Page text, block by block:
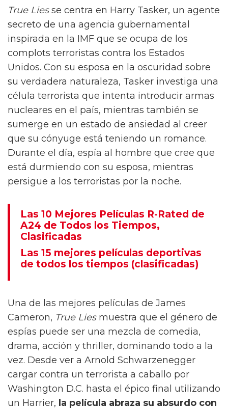
True Liesse centra en Harry Tasker, un agente
secreto de una agencia gubernamental
inspirada en la IMF que se ocupa de los
complots terroristas contra los Estados
Unidos. Con su esposa en la oscuridad sobre
su verdadera naturaleza, Tasker investiga una
célula terrorista que intenta introducir armas
nucleares en el país, mientras también se
sumerge en un estado de ansiedad al creer
que su cónyuge está teniendo un romance.
Durante el día, espía al hombre que cree que
está durmiendo con su esposa, mientras
persigue a los terroristas por la noche.
Las 10 Mejores Películas R-Rated de
A24 de Todos los Tiempos,
Clasificadas
Las 15 mejores películas deportivas
de todos los tiempos (clasificadas)
Una de las mejores películas de James
Cameron, True Liesmuestra que el género de
espías puede ser una mezcla de comedia,
drama, acción y thriller, dominando todo a la
vez. Desde ver a Arnold Schwarzenegger
cargar contra un terrorista a caballo por
Washington D.C. hasta el épico final utilizando
un Harrier, la película abraza su absurdo con